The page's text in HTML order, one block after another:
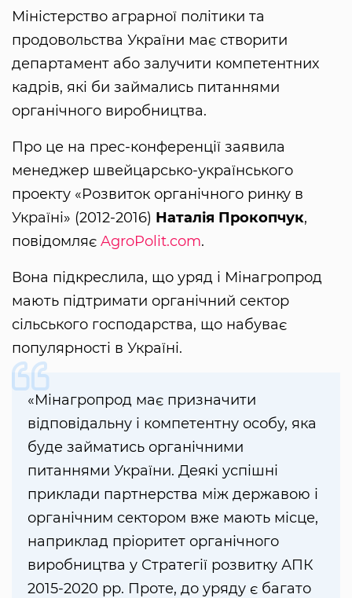
Міністерство аграрної політики та
продовольства України має створити
департамент або залучити компетентних
кадрів, які би займались питаннями
органічного виробництва.
Про це на прес-конференції заявила
менеджер швейцарсько-українського
проекту «Розвиток органічного ринку в
Україні» (2012-2016) Наталія Прокопчук,
повідомляє AgroPolit.com.
Вона підкреслила, що уряд і Мінагропрод
мають підтримати органічний сектор
сільського господарства, що набуває
популярності в Україні.
«Мінагропрод має призначити
відповідальну і компетентну особу, яка
буде займатись органічними
питаннями України. Деякі успішні
приклади партнерства між державою і
органічним сектором вже мають місце,
наприклад пріоритет органічного
виробництва у Стратегії розвитку АПК
2015-2020 рр. Проте, до уряду є багато